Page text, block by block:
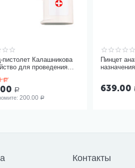
пистолет Калашникова
для проведения
Р
Р
200.00 Р
Пинцет
639.00
Контакты